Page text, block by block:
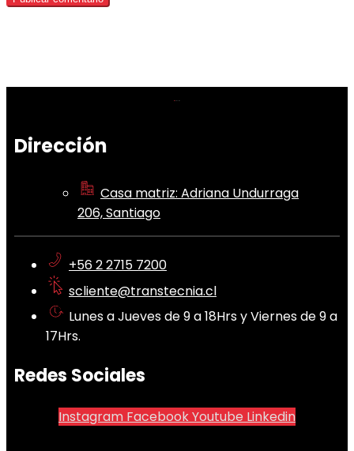
Dirección
Casa matriz: Adriana Undurraga
206, Santiago
+56 2 2715 7200
scliente@transtecnia.cl
Lunes a Jueves de 9 a 18Hrs y Viernes de 9 a
17Hrs.
Redes Sociales
Instagram FacebookYoutube Linkedin